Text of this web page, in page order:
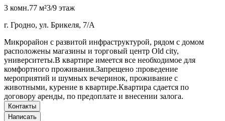
3 комн.77 м²3/9 этаж
г. Гродно, ул. Брикеля, 7/А
Микрорайон с развитой инфраструктурой, рядом с домом
расположены магазины и торговый центр Old city,
университеты.В квартире имеется все необходимое для
комфортного проживания.Запрещено :проведение
мероприятий и шумных вечеринок, проживание с
животными, курение в квартире.Квартира сдается по
договору аренды, по предоплате и внесении залога.
Контакты
Написать